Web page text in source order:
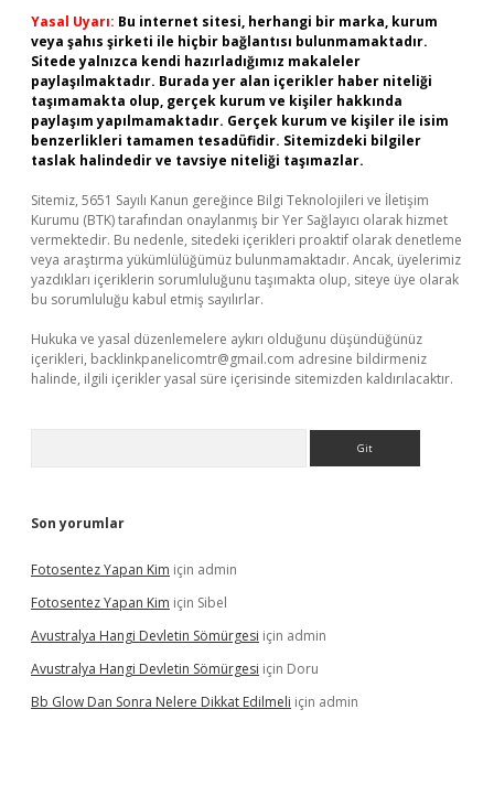
Yasal Uyarı: Bu internet sitesi, herhangi bir marka, kurum
veya şahıs şirketi ile hiçbir bağlantısı bulunmamaktadır.
Sitede yalnızca kendi hazırladığımız makaleler
paylaşılmaktadır. Burada yer alan içerikler haber niteliği
taşımamakta olup, gerçek kurum ve kişiler hakkında
paylaşım yapılmamaktadır. Gerçek kurum ve kişiler ile isim
benzerlikleri tamamen tesadüfidir. Sitemizdeki bilgiler
taslak halindedir ve tavsiye niteliği taşımazlar.
Sitemiz, 5651 Sayılı Kanun gereğince Bilgi Teknolojileri ve İletişim
Kurumu (BTK) tarafından onaylanmış bir Yer Sağlayıcı olarak hizmet
vermektedir. Bu nedenle, sitedeki içerikleri proaktif olarak denetleme
veya araştırma yükümlülüğümüz bulunmamaktadır. Ancak, üyelerimiz
yazdıkları içeriklerin sorumluluğunu taşımakta olup, siteye üye olarak
bu sorumluluğu kabul etmiş sayılırlar.
Hukuka ve yasal düzenlemelere aykırı olduğunu düşündüğünüz
içerikleri, backlinkpanelicomtr@gmail.com adresine bildirmeniz
halinde, ilgili içerikler yasal süre içerisinde sitemizden kaldırılacaktır.
Son yorumlar
Fotosentez Yapan Kim için admin
Fotosentez Yapan Kim için Sibel
Avustralya Hangi Devletin Sömürgesi için admin
Avustralya Hangi Devletin Sömürgesi için Doru
Bb Glow Dan Sonra Nelere Dikkat Edilmeli için admin